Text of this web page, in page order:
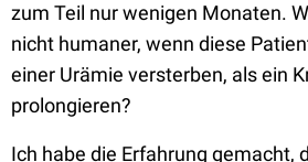
zum Teil nur wenigen Monaten.
nicht humaner, wenn diese
einer Urämie versterben, als ein
prolongieren?
Ich habe die Erfahrung gemacht,